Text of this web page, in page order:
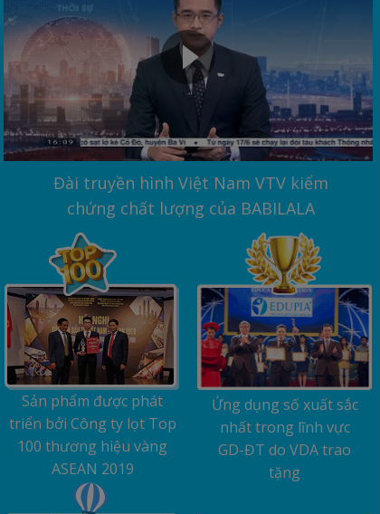
Sản phẩm được phát
triển bởi Công ty lọt Top
100 thương hiệu vàng
ASEAN 2019
Ứng dụng số xuất sắc
nhất trong lĩnh vực
GD-ĐT do VDA trao
tặng
Đài truyền hình Việt Nam VTV kiểm
chứng chất lượng của BABILALA